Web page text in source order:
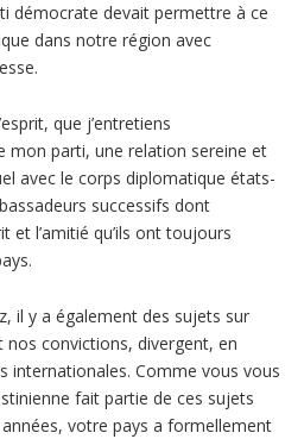
démocrate devait permettre à ce
dans notre région avec
que j’entretiens
mon parti, une relation sereine et
avec le corps diplomatique états-
successifs dont
et l’amitié qu’ils ont toujours
il y a également des sujets sur
convictions, divergent, en
internationales. Comme vous vous
fait partie de ces sujets
votre pays a formellement